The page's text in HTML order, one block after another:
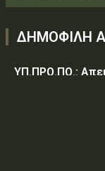
ΔΗΜΟΦΙΛΗ
ΥΠ.ΠΡΟ.ΠΟ.:
υπηρεσιών
Γαλλική